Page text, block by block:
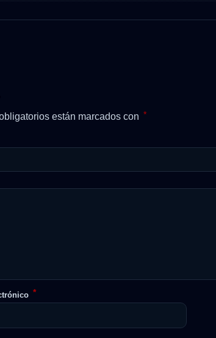
están marcados con *
*